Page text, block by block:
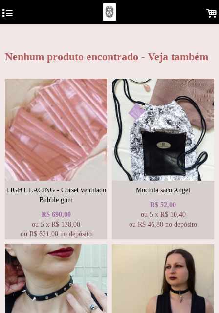
https://analytics.google.com/analytics/web/?hl=pt-BR&pli=1#/report-
home/a122681577w180810930p178850878
4 .
Nenhum produto encontrado - Veja também
TIGHT LACING - Corset ventilado
Bubble gum
R$ 690,00
ou 5 x R$ 138,00
ou R$ 621,00 no depósito
Mochila saco Angel
R$ 52,00
ou 5 x R$ 10,40
ou R$ 46,80 no depósito